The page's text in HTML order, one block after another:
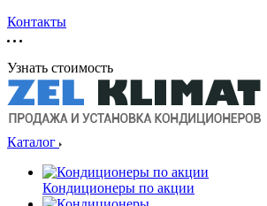
Контакты
Узнать стоимость
Каталог
Кондиционеры по акции